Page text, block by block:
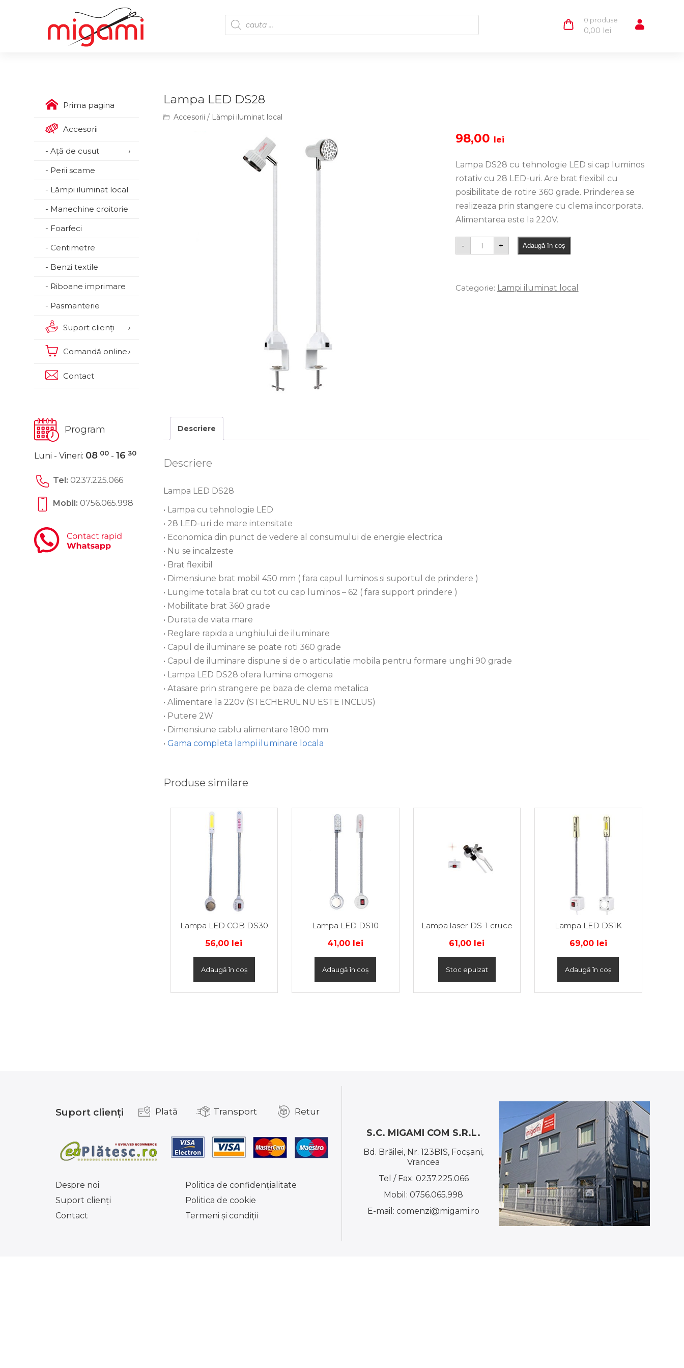
0 produse
0,00 lei
Prima pagina
Accesorii
- Ață de cusut
›
- Perii scame
- Lămpi iluminat local
- Manechine croitorie
- Foarfeci
- Centimetre
- Benzi textile
- Riboane imprimare
- Pasmanterie
Suport clienți ›
Comandă online›
Contact
Program
Luni - Vineri: 08 00 -16 30
Tel: 0237.225.066
Mobil: 0756.065.998
Lampa LED DS28
Accesorii / Lămpi iluminat local
98,00 lei
Lampa DS28 cu tehnologie LED si cap luminos
rotativ cu 28 LED-uri. Are brat flexibil cu
posibilitate de rotire 360 grade. Prinderea se
realizeaza prin stangere cu clema incorporata.
Alimentarea este la 220V.
- + Adaugă în coș
Categorie: Lampi iluminat local
Descriere
Descriere
Lampa LED DS28
• Lampa cu tehnologie LED
• 28 LED-uri de mare intensitate
• Economica din punct de vedere al consumului de energie electrica
• Nu se incalzeste
• Brat flexibil
• Dimensiune brat mobil 450 mm ( fara capul luminos si suportul de prindere )
• Lungime totala brat cu tot cu cap luminos – 62 ( fara support prindere )
• Mobilitate brat 360 grade
• Durata de viata mare
• Reglare rapida a unghiului de iluminare
• Capul de iluminare se poate roti 360 grade
• Capul de iluminare dispune si de o articulatie mobila pentru formare unghi 90 grade
• Lampa LED DS28 ofera lumina omogena
• Atasare prin strangere pe baza de clema metalica
• Alimentare la 220v (STECHERUL NU ESTE INCLUS)
• Putere 2W
• Dimensiune cablu alimentare 1800 mm
•Gama completa lampi iluminare locala
Produse similare
Lampa LED COB DS30
56,00 lei
Adaugă în coș
Lampa LED DS10
41,00 lei
Adaugă în coș
Lampa laser DS-1 cruce
61,00 lei
Stoc epuizat
Lampa LED DS1K
69,00 lei
Adaugă în coș
Suport clienți Plată Transport Retur
Despre noi
Suport clienţi
Contact
Politica de confidențialitate
Politica de cookie
Termeni şi condiţii
S.C. MIGAMI COM S.R.L.
Bd. Brăilei, Nr. 123BIS, Focşani,
Vrancea
Tel / Fax: 0237.225.066
Mobil:0756.065.998
E-mail:comenzi@migami.ro